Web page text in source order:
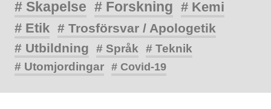
# Skapelse # Forskning # Kemi
# Etik # Trosförsvar / Apologetik
# Utbildning
# Språk # Teknik
# Utomjordingar # Covid-19